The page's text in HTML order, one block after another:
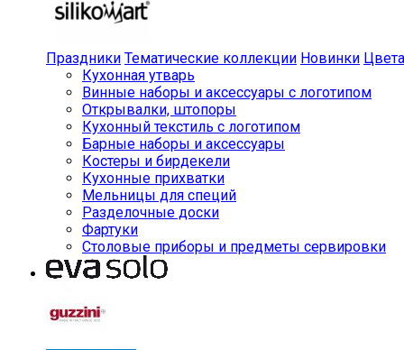
Праздники Тематические коллекции Новинки Цвета
Кухонная утварь
Винные наборы и аксессуары с логотипом
Открывалки, штопоры
Кухонный текстиль с логотипом
Барные наборы и аксессуары
Костеры и бирдекели
Кухонные прихватки
Мельницы для специй
Разделочные доски
Фартуки
Столовые приборы и предметы сервировки